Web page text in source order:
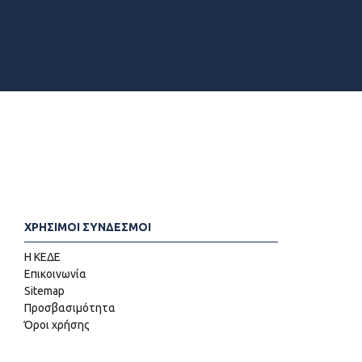
ΧΡΗΣΙΜΟΙ ΣΥΝΔΕΣΜΟΙ
Η ΚΕΔΕ
Επικοινωνία
Sitemap
Προσβασιμότητα
Όροι χρήσης